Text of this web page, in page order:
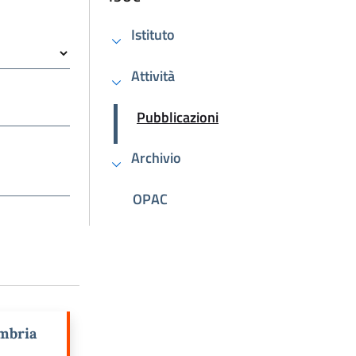
Istituto
Attività
Pubblicazioni
Archivio
OPAC